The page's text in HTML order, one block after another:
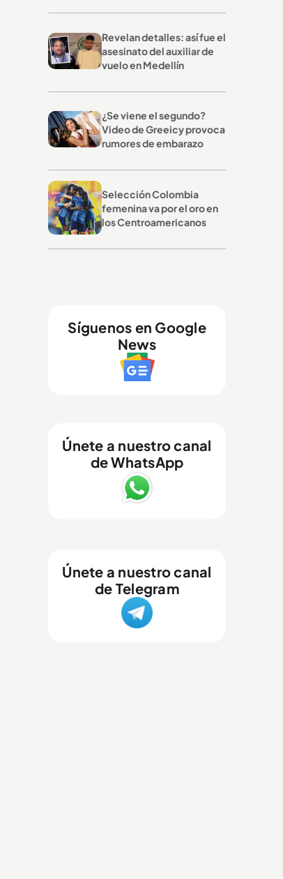
Revelan detalles: así fue el
asesinato del auxiliar de
vuelo en Medellín
¿Se viene el segundo?
Video de Greeicy provoca
rumores de embarazo
Selección Colombia
femenina va por el oro en
los Centroamericanos
Síguenos en Google
News
Únete a nuestro canal
de WhatsApp
Únete a nuestro canal
de Telegram